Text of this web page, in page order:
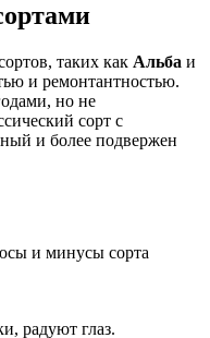
таких как Альба и
и ремонтантностью.
но не
сорт с
и более подвержен
и минусы сорта
радуют глаз.